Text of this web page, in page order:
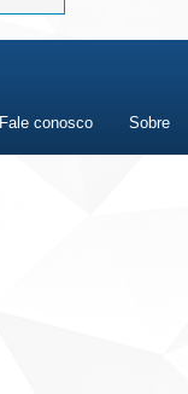
Fale conosco Sobre